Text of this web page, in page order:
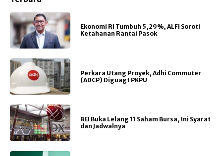
Ekonomi RI Tumbuh 5,29%, ALFI Soroti
Ketahanan Rantai Pasok
Perkara Utang Proyek, Adhi Commuter
(ADCP) Diguagt PKPU
BEI Buka Lelang 11 Saham Bursa, Ini Syarat
dan Jadwalnya